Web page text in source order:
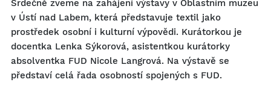
Srdečně zveme na zahájení výstavy v Oblastním muzeu
v Ústí nad Labem, která představuje textil jako
prostředek osobní i kulturní výpovědi. Kurátorkou je
docentka Lenka Sýkorová, asistentkou kurátorky
absolventka FUD Nicole Langrová. Na výstavě se
představí celá řada osobností spojených s FUD.